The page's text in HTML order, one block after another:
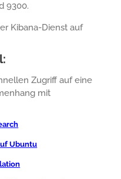
9300.
Kibana-Dienst auf
Zugriff auf eine
mit
Ubuntu